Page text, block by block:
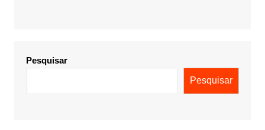
Pesquisar
Pesquisar